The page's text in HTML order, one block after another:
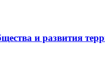
и развития